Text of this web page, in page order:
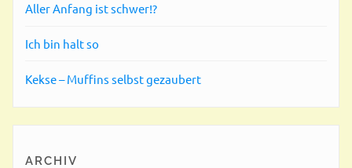
Aller Anfang ist schwer!?
Ich bin halt so
Kekse – Muffins selbst gezaubert
ARCHIV